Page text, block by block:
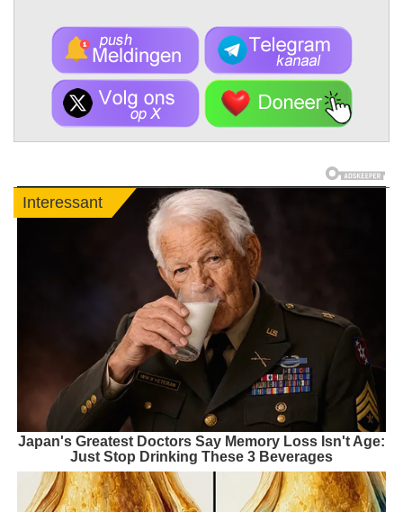
Interessant
Japan's Greatest Doctors Say Memory Loss Isn't Age:
Just Stop Drinking These 3 Beverages